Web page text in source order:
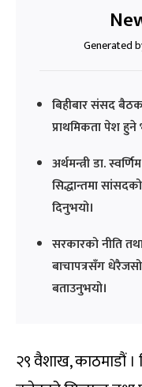
Generated
बिहीबार संसद
प्राथमिकता पेश
अर्थमन्त्री डा.
सिद्धान्तमा
दिनुभयो।
सरकारको नीति तथा
बाचापत्रसँग
बताउनुभयो।
२९ वैशाख, काठमाडौं